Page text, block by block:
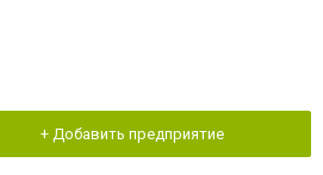
+ Добавить предприятие